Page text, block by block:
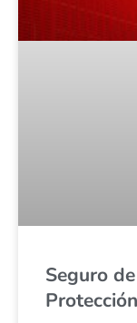
Seguro